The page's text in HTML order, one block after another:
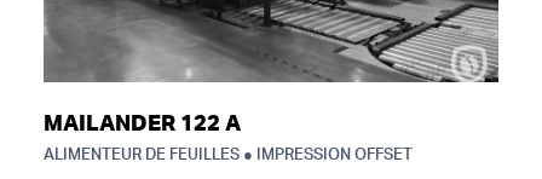
MAILANDER 122 A
ALIMENTEUR DE FEUILLES ● IMPRESSION OFFSET